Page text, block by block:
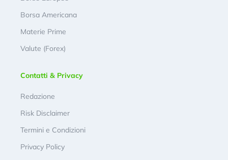
Borsa Americana
Materie Prime
Valute (Forex)
Contatti & Privacy
Redazione
Risk Disclaimer
Termini e Condizioni
Privacy Policy